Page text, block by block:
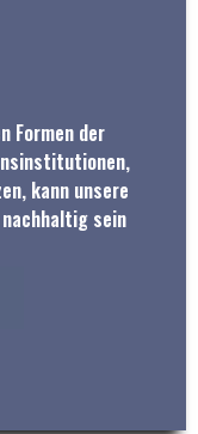
Formen der
kann unsere
sein